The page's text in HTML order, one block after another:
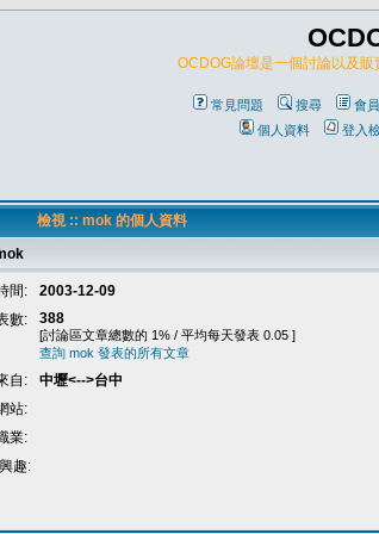
OCDOG論壇是一個討論以及
常見問題 搜尋
會
個人資料
登入
檢視 :: mok 的個人資料
間:
2003-12-09
數:
388
[討論區文章總數的 1% / 平均每天發表 0.05 ]
查詢 mok 發表的所有文章
自:
中壢<-->台中
站:
業:
興趣: